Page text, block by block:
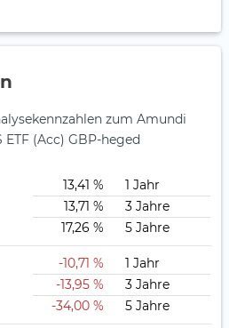
zum Amundi
ETF (Acc) GBP-heged
13,41 %
1 Jahr
13,71 %
3 Jahre
17,26 %
5 Jahre
-10,71 %
1 Jahr
-13,95 %
3 Jahre
-34,00 %
5 Jahre